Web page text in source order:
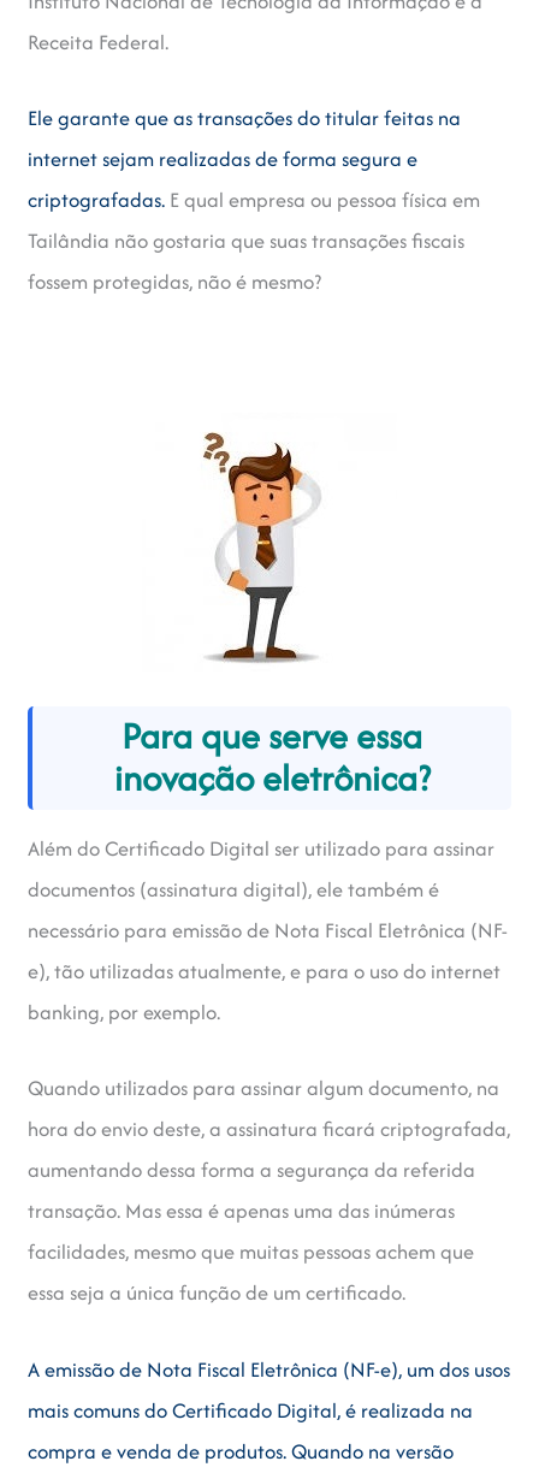
Receita Federal.
Ele garante que as transações do titular feitas na
internet sejam realizadas de forma segura e
criptografadas. E qual empresa ou pessoa física em
Tailândia não gostaria que suas transações fiscais
fossem protegidas, não é mesmo?
Para que serve essa
inovação eletrônica?
Além do Certificado Digital ser utilizado para assinar
documentos (assinatura digital), ele também é
necessário para emissão de Nota Fiscal Eletrônica (NF-
e), tão utilizadas atualmente, e para o uso do internet
banking, por exemplo.
Quando utilizados para assinar algum documento, na
hora do envio deste, a assinatura ficará criptografada,
aumentando dessa forma a segurança da referida
transação. Mas essa é apenas uma das inúmeras
facilidades, mesmo que muitas pessoas achem que
essa seja a única função de um certificado.
A emissão de Nota Fiscal Eletrônica (NF-e), um dos usos
mais comuns do Certificado Digital, é realizada na
compra e venda de produtos. Quando na versão